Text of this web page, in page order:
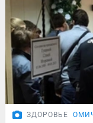
ЗДОРОВЬЕ